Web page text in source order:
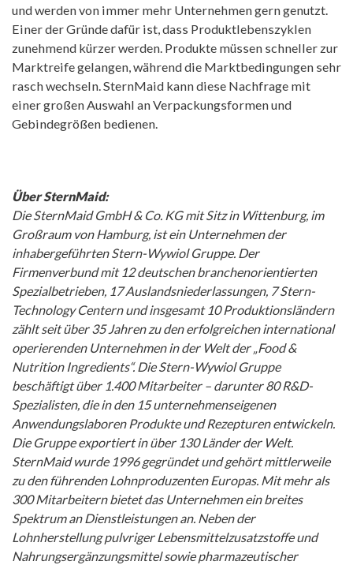
und werden von immer mehr Unternehmen gern genutzt.
Einer der Gründe dafür ist, dass Produktlebenszyklen
zunehmend kürzer werden. Produkte müssen schneller zur
Marktreife gelangen, während die Marktbedingungen sehr
rasch wechseln. SternMaid kann diese Nachfrage mit
einer großen Auswahl an Verpackungsformen und
Gebindegrößen bedienen.
Über SternMaid:
Die SternMaid GmbH & Co. KG mit Sitz in Wittenburg, im
Großraum von Hamburg, ist ein Unternehmen der
inhabergeführten Stern-Wywiol Gruppe. Der
Firmenverbund mit 12 deutschen branchenorientierten
Spezialbetrieben, 17 Auslandsniederlassungen, 7 Stern-
Technology Centern und insgesamt 10 Produktionsländern
zählt seit über 35 Jahren zu den erfolgreichen international
operierenden Unternehmen in der Welt der „Food &
Nutrition Ingredients“. Die Stern-Wywiol Gruppe
beschäftigt über 1.400 Mitarbeiter – darunter 80 R&D-
Spezialisten, die in den 15 unternehmenseigenen
Anwendungslaboren Produkte und Rezepturen entwickeln.
Die Gruppe exportiert in über 130 Länder der Welt.
SternMaid wurde 1996 gegründet und gehört mittlerweile
zu den führenden Lohnproduzenten Europas. Mit mehr als
300 Mitarbeitern bietet das Unternehmen ein breites
Spektrum an Dienstleistungen an. Neben der
Lohnherstellung pulvriger Lebensmittelzusatzstoffe und
Nahrungsergänzungsmittel sowie pharmazeutischer